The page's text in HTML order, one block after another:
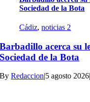
Sociedad de la Bota
Cádiz,noticias 2
Barbadillo acerca su
Sociedad de la Bota
ByRedaccion|5 agosto 2026|